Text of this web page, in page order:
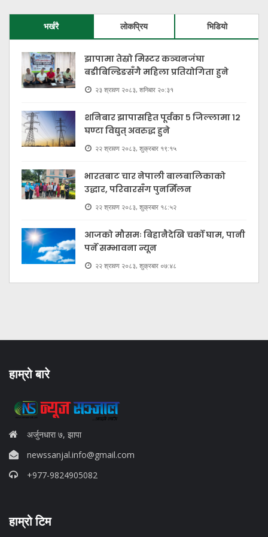
भर्खरै लोकप्रिय भिडियो
झापामा तेस्रो मिस्टर कञ्चनजंघा
बडीबिल्डिङसँगै महिला प्रतियोगिता हुने
२३ श्रावण २०८३, शनिबार २०:३१
शनिबार झापासहित पूर्वका ५ जिल्लामा १२
घण्टा विद्युत् अवरुद्ध हुने
२२ श्रावण २०८३, शुक्रबार १९:१५
भारतबाट चार नेपाली बालबालिकाको
उद्धार, परिवारसँग पुनर्मिलन
२२ श्रावण २०८३, शुक्रबार १८:५२
आजको मौसमः बिहानैदेखि चर्को घाम, पानी
पर्ने सम्भावना न्यून
२२ श्रावण २०८३, शुक्रबार ०७:४८
हाम्रो बारे
अर्जुनधारा ७, झापा
newssanjal.info@gmail.com
+977-9824905082
b88 slot
हाम्रो टिम